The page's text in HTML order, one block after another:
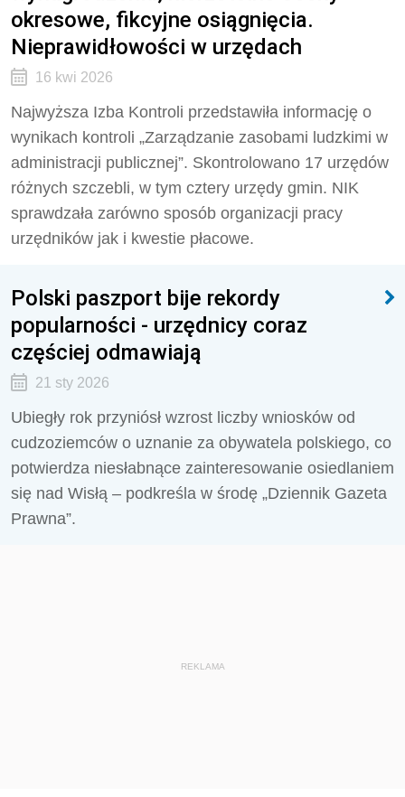
okresowe, fikcyjne osiągnięcia.
Nieprawidłowości w urzędach
16 kwi 2026
Najwyższa Izba Kontroli przedstawiła informację o
wynikach kontroli „Zarządzanie zasobami ludzkimi w
administracji publicznej”. Skontrolowano 17 urzędów
różnych szczebli, w tym cztery urzędy gmin. NIK
sprawdzała zarówno sposób organizacji pracy
urzędników jak i kwestie płacowe.
Polski paszport bije rekordy
popularności - urzędnicy coraz
częściej odmawiają
21 sty 2026
Ubiegły rok przyniósł wzrost liczby wniosków od
cudzoziemców o uznanie za obywatela polskiego, co
potwierdza niesłabnące zainteresowanie osiedlaniem
się nad Wisłą – podkreśla w środę „Dziennik Gazeta
Prawna”.
REKLAMA